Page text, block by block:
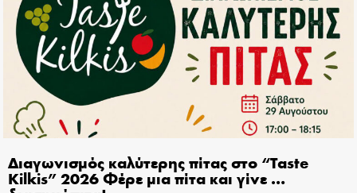
Διαγωνισμός καλύτερης πίτας στο “Taste
Kilkis” 2026 Φέρε μια πίτα και γίνε …